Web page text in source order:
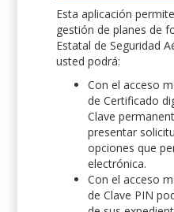
Esta aplicación
gestión de planes de
Estatal de Seguridad
usted podrá:
Con el acceso
de Certificado
Clave
presentar
opciones que
electrónica.
Con el acceso
de Clave PIN